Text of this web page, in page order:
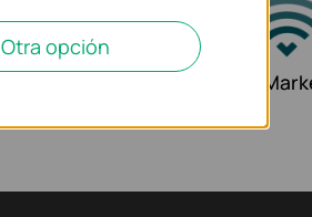
WiFi
Otra opción